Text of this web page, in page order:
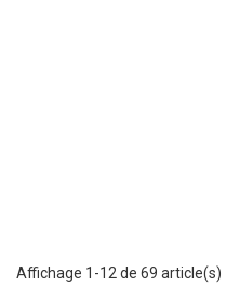
Affichage 1-12 de 69 article(s)